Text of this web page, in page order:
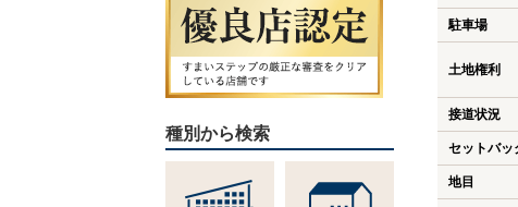
駐車場
土地権利
接道状況
セットバッ
地目
種別から検索